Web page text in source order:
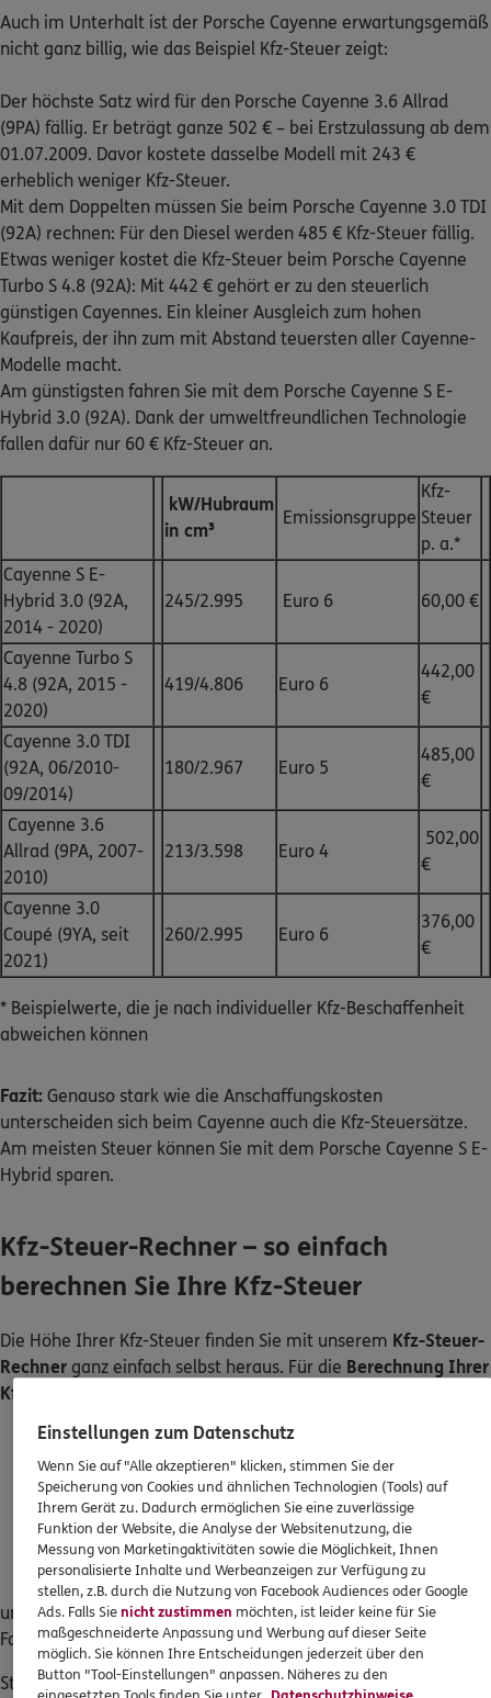
Auch im Unterhalt ist der Porsche Cayenne erwartungsgemäß
nicht ganz billig, wie das Beispiel Kfz-Steuer zeigt:
Der höchste Satz wird für den Porsche Cayenne 3.6 Allrad
(9PA) fällig. Er beträgt ganze 502 € – bei Erstzulassung ab dem
01.07.2009. Davor kostete dasselbe Modell mit 243 €
erheblich weniger Kfz-Steuer.
Mit dem Doppelten müssen Sie beim Porsche Cayenne 3.0 TDI
(92A) rechnen: Für den Diesel werden 485 € Kfz-Steuer fällig.
Etwas weniger kostet die Kfz-Steuer beim Porsche Cayenne
Turbo S 4.8 (92A): Mit 442 € gehört er zu den steuerlich
günstigen Cayennes. Ein kleiner Ausgleich zum hohen
Kaufpreis, der ihn zum mit Abstand teuersten aller Cayenne-
Modelle macht.
Am günstigsten fahren Sie mit dem Porsche Cayenne S E-
Hybrid 3.0 (92A). Dank der umweltfreundlichen Technologie
fallen dafür nur 60 € Kfz-Steuer an.
kW/Hubraum
in cm³
Emissionsgruppe
Kfz-
Steuer
p. a.*
Cayenne S E-
Hybrid 3.0 (92A,
2014 - 2020)
245/2.995 Euro 6 60,00 €
Cayenne Turbo S
4.8 (92A, 2015 -
2020)
419/4.806 Euro 6
442,00
€
Cayenne 3.0 TDI
(92A, 06/2010-
09/2014)
180/2.967 Euro 5
485,00
€
Cayenne 3.6
Allrad (9PA, 2007-
2010)
213/3.598 Euro 4
502,00
€
Cayenne 3.0
Coupé (9YA, seit
2021)
260/2.995 Euro 6
376,00
€
* Beispielwerte, die je nach individueller Kfz-Beschaffenheit
abweichen können
Fazit: Genauso stark wie die Anschaffungskosten
unterscheiden sich beim Cayenne auch die Kfz-Steuersätze.
Am meisten Steuer können Sie mit dem Porsche Cayenne S E-
Hybrid sparen.
Kfz-Steuer-Rechner – so einfach
berechnen Sie Ihre Kfz-Steuer
Die Höhe Ihrer Kfz-Steuer finden Sie mit unserem Kfz-Steuer-
Rechner ganz einfach selbst heraus. Für die Berechnung Ihrer
Kfz-Steuer
Jahr der Erstzulassung
Kraftstoff
Emissionsklasse
CO2-Wert
Hubraum in ccm
Saisonkennzeichen
und der Kfz-Steuer-Rechner ermittelt dieJahressteuerfür Ihr
Fahrzeug-Modell.
Starten Sie jetzt den Kfz-Steuer-Rechner und erhalten Sie in
Einstellungen zum Datenschutz
Wenn Sie auf "Alle akzeptieren" klicken, stimmen Sie der
Speicherung von Cookies und ähnlichen Technologien (Tools) auf
Ihrem Gerät zu. Dadurch ermöglichen Sie eine zuverlässige
Funktion der Website, die Analyse der Websitenutzung, die
Messung von Marketingaktivitäten sowie die Möglichkeit, Ihnen
personalisierte Inhalte und Werbeanzeigen zur Verfügung zu
stellen, z.B. durch die Nutzung von Facebook Audiences oder Google
Ads. Falls Sienicht zustimmen möchten, ist leider keine für Sie
maßgeschneiderte Anpassung und Werbung auf dieser Seite
möglich. Sie können Ihre Entscheidungen jederzeit über den
Button "Tool-Einstellungen" anpassen. Näheres zu den